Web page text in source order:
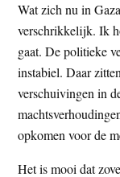
Wat zich nu in
verschrikkelijk. Ik
gaat. De politieke
instabiel. Daar
verschuivingen in
opkomen voor de
Het is mooi dat